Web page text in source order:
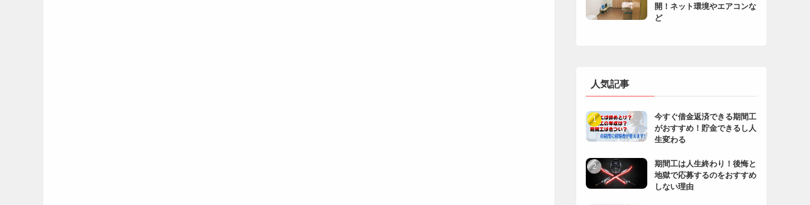
開！ネット環境やエアコンな
ど
人気記事
今すぐ借金返済できる期間工
がおすすめ！貯金できるし人
生変わる
期間工は人生終わり！後悔と
地獄で応募するのをおすすめ
しない理由